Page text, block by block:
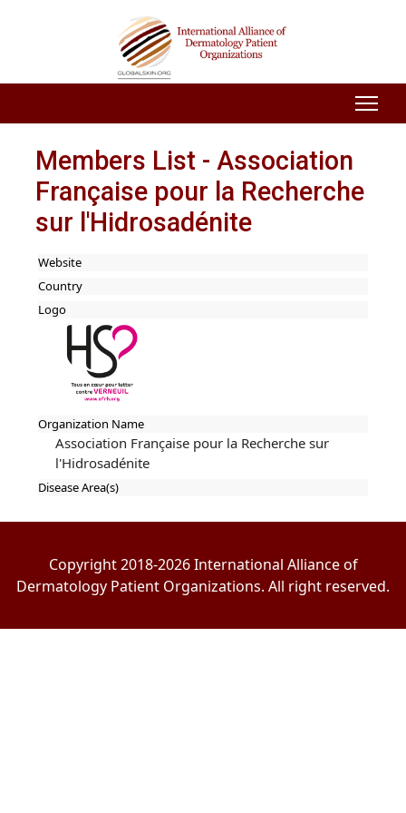
Members List - Association
Française pour la Recherche
sur l'Hidrosadénite
Website
Country
Logo
Organization Name
Association Française pour la Recherche sur
l'Hidrosadénite
Disease Area(s)
Copyright 2018-2026 International Alliance of
Dermatology Patient Organizations. All right reserved.